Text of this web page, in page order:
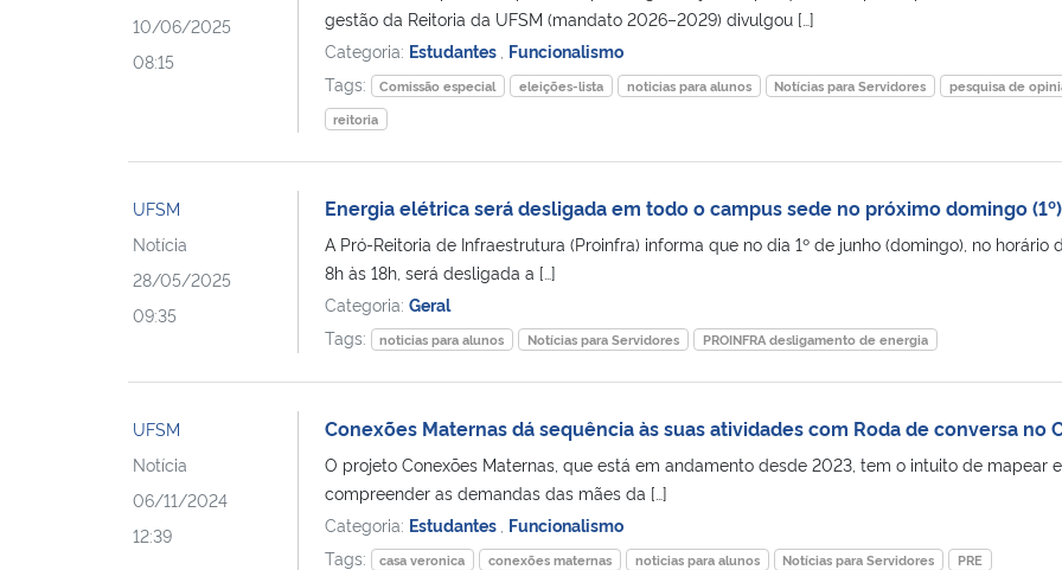
10/06/2025
08:15
gestão da Reitoria da UFSM (mandato 2026–2029) divulgou […]
Categoria: Estudantes Funcionalismo
Tags:
Comissão especial eleições-lista noticias para alunos Notícias para Servidores
pesquisa de
reitoria
UFSM
Notícia
28/05/2025
09:35
Energia elétrica será desligada em todo o campus sede no próximo domingo (1º)
A Pró-Reitoria de Infraestrutura (Proinfra) informa que no dia 1º de junho (domingo), no horário
8h às 18h, será desligada a […]
Categoria: Geral
Tags:
noticias para alunos Notícias para Servidores PROINFRA desligamento de energia
UFSM
Notícia
06/11/2024
12:39
Conexões Maternas dá sequência às suas atividades com Roda de conversa no
O projeto Conexões Maternas, que está em andamento desde 2023, tem o intuito de mapear e
compreender as demandas das mães da […]
Categoria: Estudantes Funcionalismo
Tags:
casa veronica conexões maternas noticias para alunos Notícias para Servidores PRE